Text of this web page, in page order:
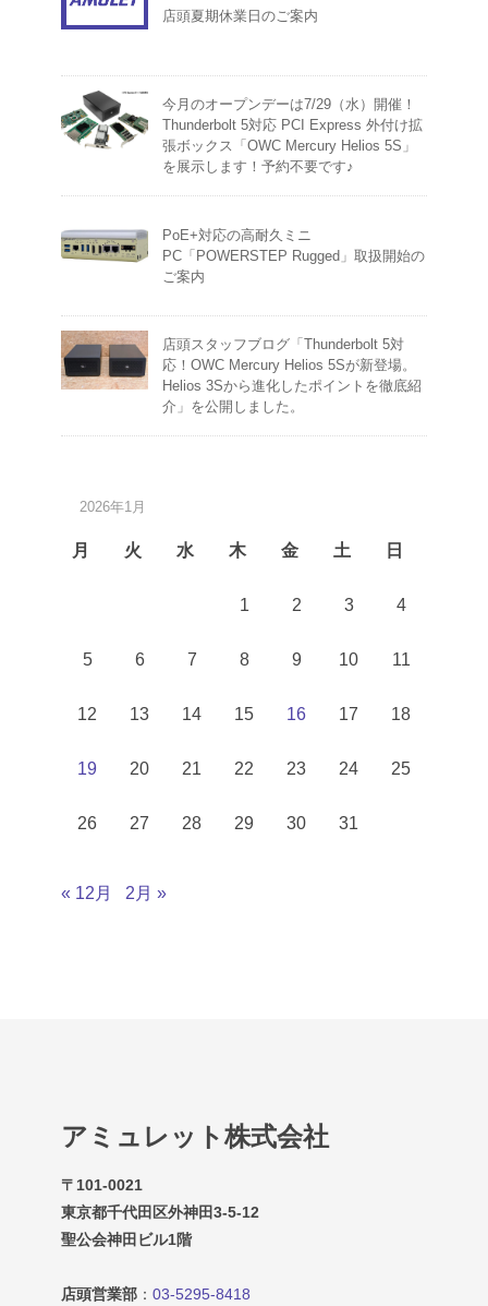
店頭夏期休業日のご案内
今月のオープンデーは7/29（水）開催！
Thunderbolt 5対応 PCI Express 外付け拡
張ボックス「OWC Mercury Helios 5S」
を展示します！予約不要です♪
PoE+対応の高耐久ミニ
PC「POWERSTEP Rugged」取扱開始の
ご案内
店頭スタッフブログ「Thunderbolt 5対
応！OWC Mercury Helios 5Sが新登場。
Helios 3Sから進化したポイントを徹底紹
介」を公開しました。
2026年1月
月 火 水 木 金 土 日
1 2 3 4
5 6 7 8 9 10 11
12 13 14 15 16 17 18
19 20 21 22 23 24 25
26 27 28 29 30 31
« 12月 2月 »
アミュレット株式会社
〒101-0021
東京都千代田区外神田3-5-12
聖公会神田ビル1階
店頭営業部 ： 03-5295-8418